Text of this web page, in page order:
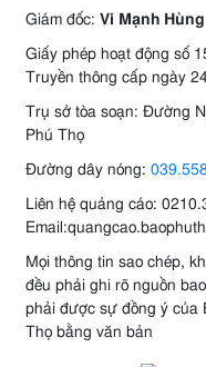
Giám đốc: Vi Mạnh Hùng
Giấy phép hoạt động số
Truyền thông cấp ngày
Trụ sở tòa soạn: Đường
Phú Thọ
Đường dây nóng:
Liên hệ quảng cáo:
Mọi thông tin sao chép,
đều phải ghi rõ nguồn
phải được sự đồng ý của
Thọ bằng văn bản